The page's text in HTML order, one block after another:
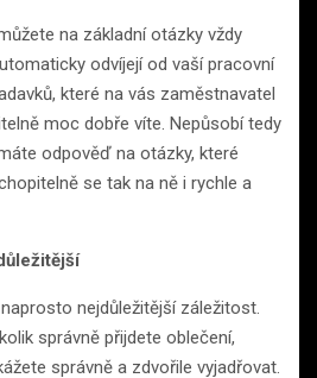
na základní otázky vždy
odvíjejí od vaší pracovní
které na vás zaměstnavatel
moc dobře víte. Nepůsobí tedy
odpověď na otázky, které
se tak na ně i rychle a
nejdůležitější záležitost.
správně přijdete oblečení,
správně a zdvořile vyjadřovat.